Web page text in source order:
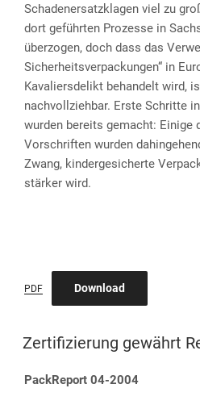
Schadenersatzklagen viel zu
dort geführten Prozesse in
überzogen, doch dass das
Sicherheitsverpackungen“ in
Kavaliersdelikt behandelt wird,
nachvollziehbar. Erste Schritte
wurden bereits gemacht: Einige
Vorschriften wurden
Zwang, kindergesicherte
stärker wird.
PDF Download
VERÖFFENTLICHT
AM
Zertifizierung gewährt
PackReport 04-2004